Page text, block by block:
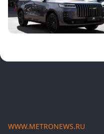
WWW.METRONEWS.RU